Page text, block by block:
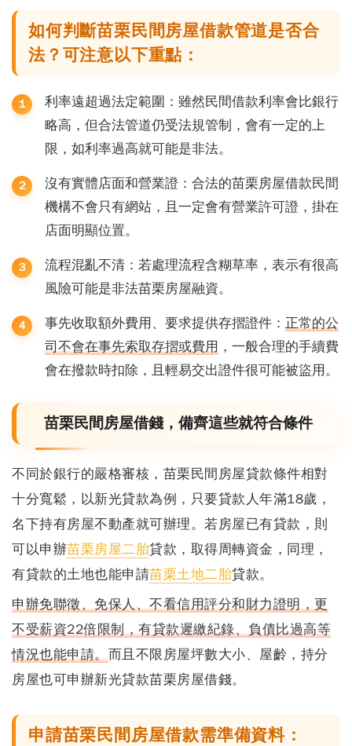
如何判斷苗栗民間房屋借款管道是否合
法？可注意以下重點：
利率遠超過法定範圍：雖然民間借款利率會比銀行
略高，但合法管道仍受法規管制，會有一定的上
限，如利率過高就可能是非法。
沒有實體店面和營業證： 合法的苗栗房屋借款民間
機構不會只有網站，且一定會有營業許可證 ，掛在
店面明顯位置。
流程混亂不清：若處理流程含糊草率，表示有很高
風險可能是非法苗栗房屋融資。
事先收取額外費用、要求提供存摺證件： 正常的公
司不會在事先索取存摺或費用 ，一般合理的手續費
會在撥款時扣除，且輕易交出證件很可能被盜用。
苗栗民間房屋借錢，備齊這些就符合條件
不同於銀行的嚴格審核，苗栗民間房屋貸款條件相對
十分寬鬆 ，以新光貸款為例，只要貸款人年滿18歲，
名下持有房屋不動產就可辦理。若房屋已有貸款，則
可以申辦苗栗房屋二胎貸款，取得周轉資金，同理，
有貸款的土地也能申請苗栗土地二胎貸款。
申辦免聯徵、免保人、不看信用評分和財力證明，更
不受薪資22倍限制，有貸款遲繳紀錄、負債比過高等
情況也能申請。 而且不限房屋坪數大小、屋齡，持分
房屋也可申辦新光貸款苗栗房屋借錢。
申請苗栗民間房屋借款需準備資料：